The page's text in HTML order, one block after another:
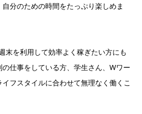
分のための時間をたっぷり楽しめま
末を利用して効率よく稼ぎたい方にも
仕事をしている方、学生さん、Wワー
フスタイルに合わせて無理なく働くこ